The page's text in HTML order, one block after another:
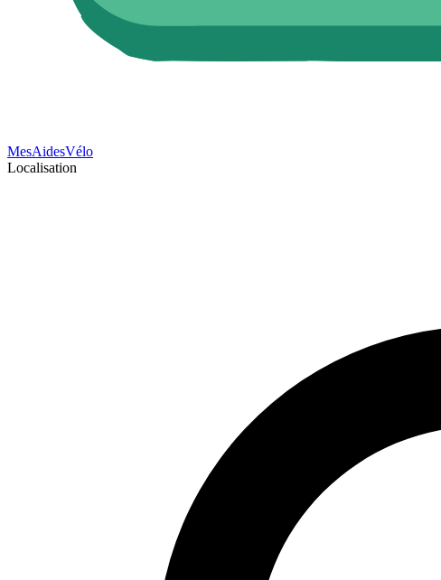
MesAidesVélo
Localisation